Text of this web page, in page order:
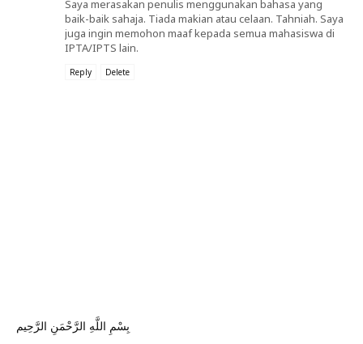
Saya merasakan penulis menggunakan bahasa yang
baik-baik sahaja. Tiada makian atau celaan. Tahniah. Saya
juga ingin memohon maaf kepada semua mahasiswa di
IPTA/IPTS lain.
Reply Delete
بِسْمِ اللَّهِ الرَّحْمَنِ الرَّحِيم